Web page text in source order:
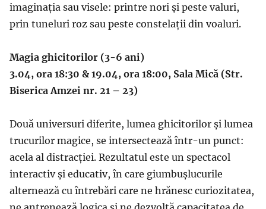
imaginația sau visele: printre nori și peste valuri,
prin tuneluri roz sau peste constelații din voaluri.
Magia ghicitorilor (3-6 ani)
3.04, ora 18:30 & 19.04, ora 18:00, Sala Mică (Str.
Biserica Amzei nr. 21 – 23)
Două universuri diferite, lumea ghicitorilor și lumea
trucurilor magice, se intersectează într-un punct:
acela al distracției. Rezultatul este un spectacol
interactiv și educativ, în care giumbușlucurile
alternează cu întrebări care ne hrănesc curiozitatea,